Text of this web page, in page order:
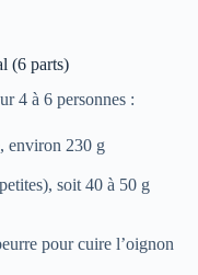
(6 parts)
4 à 6 personnes :
environ 230 g
soit 40 à 50 g
pour cuire l’oignon